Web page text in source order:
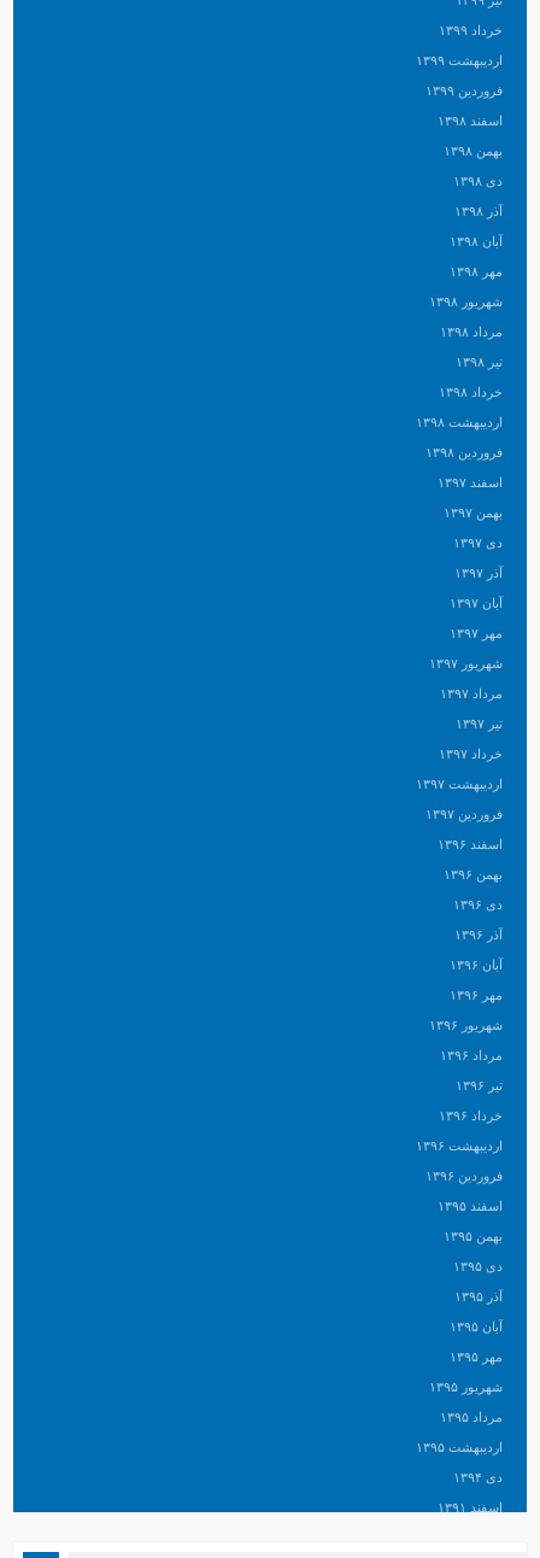
خرداد ۱۳۹۹
اردیبهشت ۱۳۹۹
فروردین ۱۳۹۹
اسفند ۱۳۹۸
بهمن ۱۳۹۸
دی ۱۳۹۸
آذر ۱۳۹۸
آبان ۱۳۹۸
مهر ۱۳۹۸
شهریور ۱۳۹۸
مرداد ۱۳۹۸
تیر ۱۳۹۸
خرداد ۱۳۹۸
اردیبهشت ۱۳۹۸
فروردین ۱۳۹۸
اسفند ۱۳۹۷
بهمن ۱۳۹۷
دی ۱۳۹۷
آذر ۱۳۹۷
آبان ۱۳۹۷
مهر ۱۳۹۷
شهریور ۱۳۹۷
مرداد ۱۳۹۷
تیر ۱۳۹۷
خرداد ۱۳۹۷
اردیبهشت ۱۳۹۷
فروردین ۱۳۹۷
اسفند ۱۳۹۶
بهمن ۱۳۹۶
دی ۱۳۹۶
آذر ۱۳۹۶
آبان ۱۳۹۶
مهر ۱۳۹۶
شهریور ۱۳۹۶
مرداد ۱۳۹۶
تیر ۱۳۹۶
خرداد ۱۳۹۶
اردیبهشت ۱۳۹۶
فروردین ۱۳۹۶
اسفند ۱۳۹۵
بهمن ۱۳۹۵
دی ۱۳۹۵
آذر ۱۳۹۵
آبان ۱۳۹۵
مهر ۱۳۹۵
شهریور ۱۳۹۵
مرداد ۱۳۹۵
اردیبهشت ۱۳۹۵
دی ۱۳۹۴
اسفند ۱۳۹۱